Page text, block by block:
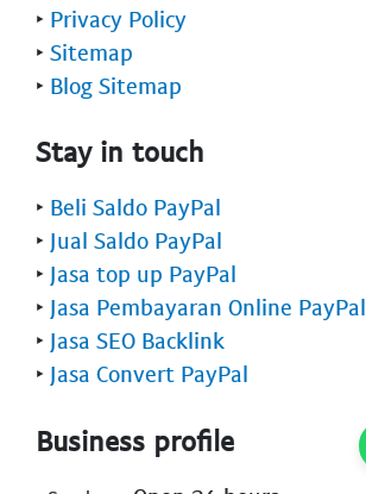
‣ Privacy Policy
‣ Sitemap
‣ Blog Sitemap
Stay in touch
‣ Beli Saldo PayPal
‣ Jual Saldo PayPal
‣ Jasa top up PayPal
‣ Jasa Pembayaran Online PayPal
‣ Jasa SEO Backlink
‣ Jasa Convert PayPal
Business profile